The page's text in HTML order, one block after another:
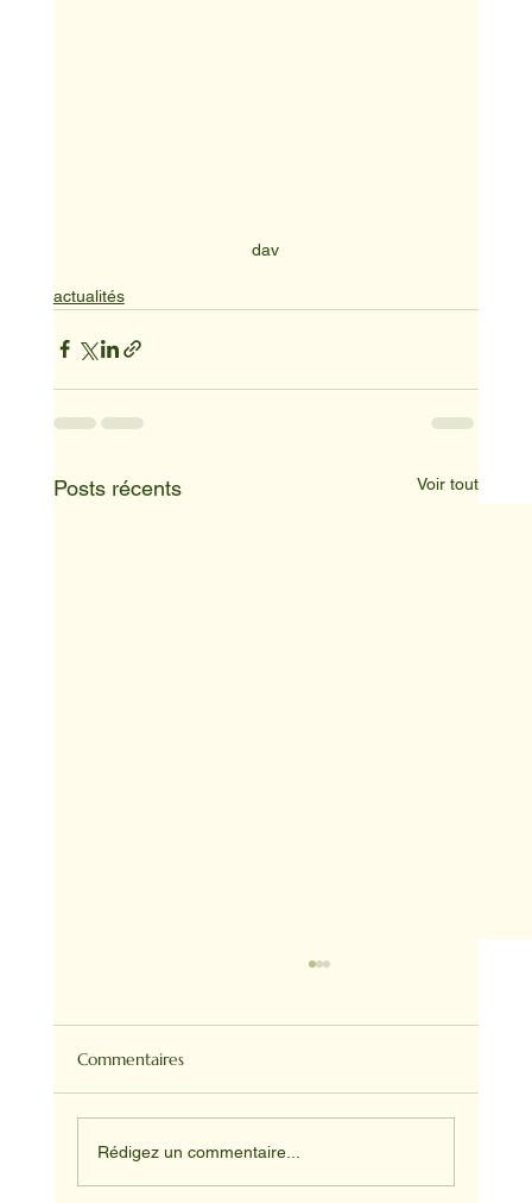
dav
actualités
Posts récents Voir tout
Commentaires
Rédigez un commentaire...